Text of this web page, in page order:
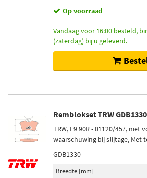
Op voorraad
Vandaag voor 16:00 besteld,
(zaterdag) bij u geleverd.
Remblokset TRW GDB1330
TRW, E9 90R - 01120/457, niet
waarschuwing bij slijtage, Met
GDB1330
Breedte [mm]